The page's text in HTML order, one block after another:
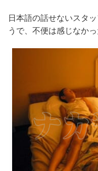
日本語の話せないスタ
うで、不便は感じなかっ